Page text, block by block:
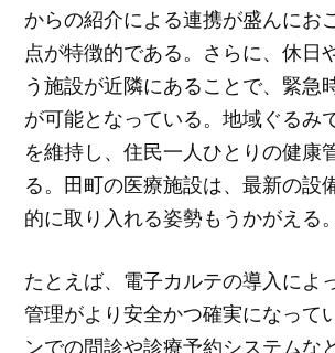
からの紹介による連携が盛んにお
点が特徴的である。さらに、休日
う施設が近隣にあることで、緊急
が可能となっている。地域ぐるみ
を維持し、住民一人ひとりの健康
る。田町の医療施設は、最新の設
的に取り入れる姿勢もうかがえる。
たとえば、電子カルテの導入によ
管理がより安全かつ確実になって
ンでの問診や診療予約システムな